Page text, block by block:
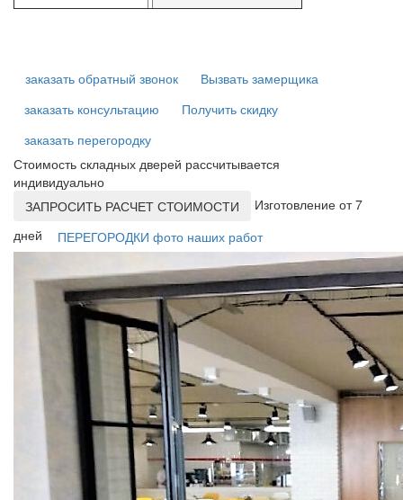
заказать обратный звонок
Вызвать замерщика
заказать консультацию
Получить скидку
заказать перегородку
Стоимость складных дверей рассчитывается
индивидуально
ЗАПРОСИТЬ РАСЧЕТ СТОИМОСТИ
Изготовление от 7
дней
ПЕРЕГОРОДКИ фото наших работ